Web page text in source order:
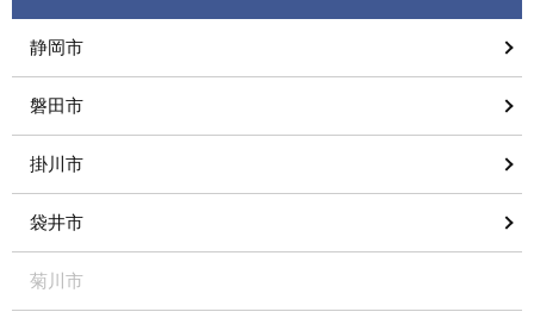
静岡市
磐田市
掛川市
袋井市
菊川市